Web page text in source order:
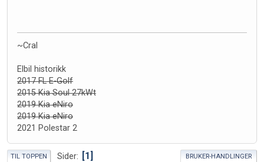
~Cral
Elbil historikk
2017 FL E-Golf
2015 Kia Soul 27kWt
2019 Kia eNiro
2019 Kia eNiro
2021 Polestar 2
TIL TOPPEN Sider 1 BRUKER-HANDLINGER